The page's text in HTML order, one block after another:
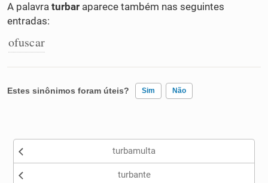
A palavra turbar aparece também nas seguintes
entradas:
ofuscar
Estes sinônimos foram úteis? Sim Não
Nenhum dos sinônimos apresentados me ajudou
turbamulta
turbante